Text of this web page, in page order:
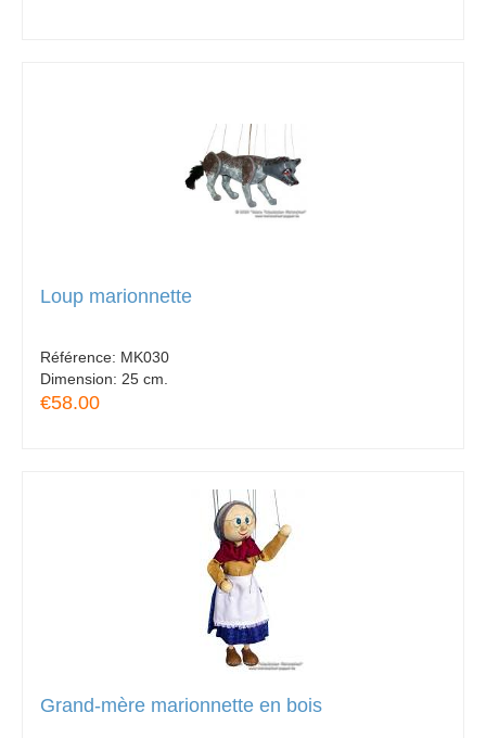
Loup marionnette
Référence: MK030
Dimension: 25 cm.
€58.00
Grand-mère marionnette en bois